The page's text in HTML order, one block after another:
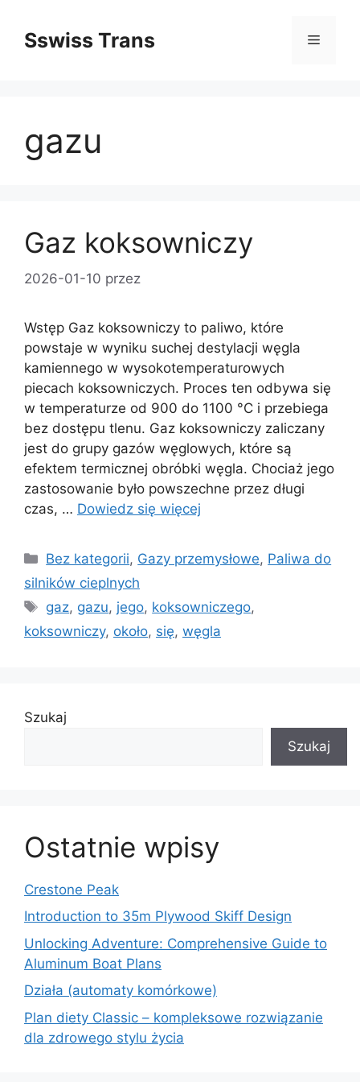
treściSswiss Trans Menu
gazu
Gaz koksowniczy
2026-01-10 przez
Wstęp Gaz koksowniczy to paliwo, które
powstaje w wyniku suchej destylacji węgla
kamiennego w wysokotemperaturowych
piecach koksowniczych. Proces ten odbywa się
w temperaturze od 900 do 1100 °C i przebiega
bez dostępu tlenu. Gaz koksowniczy zaliczany
jest do grupy gazów węglowych, które są
efektem termicznej obróbki węgla. Chociaż jego
zastosowanie było powszechne przez długi
czas, … Dowiedz się więcej
Kategorie
Bez kategorii, Gazy przemysłowe, Paliwa do
silników cieplnych
Tagi
gaz, gazu, jego, koksowniczego,
koksowniczy, około, się, węgla
Szukaj
Szukaj
Ostatnie wpisy
Crestone Peak
Introduction to 35m Plywood Skiff Design
Unlocking Adventure: Comprehensive Guide to
Aluminum Boat Plans
Działa (automaty komórkowe)
Plan diety Classic – kompleksowe rozwiązanie
dla zdrowego stylu życia